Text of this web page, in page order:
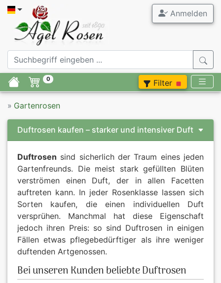
Anmelden
0 Filter
» Gartenrosen
Duftrosen kaufen – starker und intensiver Duft
Duftrosen sind sicherlich der Traum eines jeden
Gartenfreunds. Die meist stark gefüllten Blüten
verströmen einen Duft, der in allen Facetten
auftreten kann. In jeder Rosenklasse lassen sich
Sorten kaufen, die einen individuellen Duft
versprühen. Manchmal hat diese Eigenschaft
jedoch ihren Preis: so sind Duftrosen in einigen
Fällen etwas pflegebedürftiger als ihre weniger
duftenden Artgenossen.
Bei unseren Kunden beliebte Duftrosen